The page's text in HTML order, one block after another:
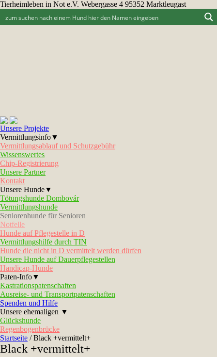
Tierheimleben in Not e.V. Webergasse 4 95352 Marktleugast
Unsere Projekte
Vermittlungsinfo▼
Vermittlungsablauf und Schutzgebühr
Wissenswertes
Chip-Registrierung
Unsere Partner
Kontakt
Unsere Hunde▼
Tötungshunde Dombovár
Vermittlungshunde
Seniorenhunde für Senioren
Notfelle
Hunde auf Pflegestelle in D
Vermittlungshilfe durch TIN
Hunde die nicht in D vermittelt werden dürfen
Unsere Hunde auf Dauerpflegestellen
Handicap-Hunde
Paten-Info▼
Kastrationspatenschaften
Ausreise- und Transportpatenschaften
Spenden und Hilfe
Unsere ehemaligen ▼
Glückshunde
Regenbogenbrücke
Startseite /Black +vermittelt+
Black +vermittelt+